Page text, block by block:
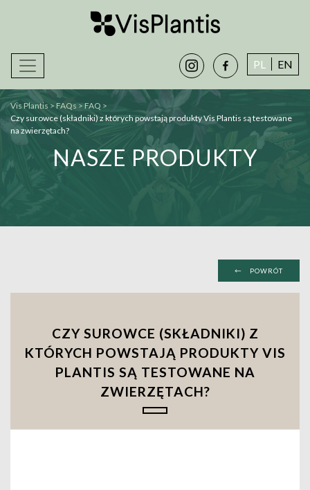
instagramfacebook-
alt
PL EN
Vis Plantis > FAQs > FAQ >
Czy surowce (składniki) z których powstają produkty Vis Plantis są testowane
na zwierzętach?
NASZE PRODUKTY
← POWRÓT
CZY SUROWCE (SKŁADNIKI) Z
KTÓRYCH POWSTAJĄ PRODUKTY VIS
PLANTIS SĄ TESTOWANE NA
ZWIERZĘTACH?